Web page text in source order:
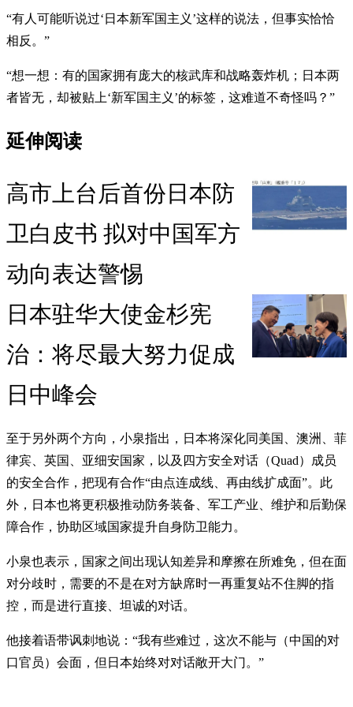
“有人可能听说过‘日本新军国主义’这样的说法，但事实恰恰
相反。”
“想一想：有的国家拥有庞大的核武库和战略轰炸机；日本两
者皆无，却被贴上‘新军国主义’的标签，这难道不奇怪吗？”
延伸阅读
高市上台后首份日本防
卫白皮书 拟对中国军方
动向表达警惕
日本驻华大使金杉宪
治：将尽最大努力促成
日中峰会
至于另外两个方向，小泉指出，日本将深化同美国、澳洲、菲
律宾、英国、亚细安国家，以及四方安全对话（Quad）成员
的安全合作，把现有合作“由点连成线、再由线扩成面”。此
外，日本也将更积极推动防务装备、军工产业、维护和后勤保
障合作，协助区域国家提升自身防卫能力。
小泉也表示，国家之间出现认知差异和摩擦在所难免，但在面
对分歧时，需要的不是在对方缺席时一再重复站不住脚的指
控，而是进行直接、坦诚的对话。
他接着语带讽刺地说：“我有些难过，这次不能与（中国的对
口官员）会面，但日本始终对对话敞开大门。”